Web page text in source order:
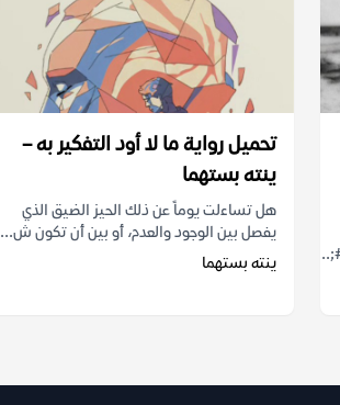
تحميل رواية ما لا أود التفكير به –
ينته بستهما
هل تساءلت يوماً عن ذلك الحيز الضيق الذي
يفصل بين الوجود والعدم، أو بين أن تكون ش...
ينته بستهما